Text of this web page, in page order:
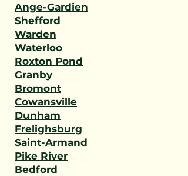
Ange-Gardien
Shefford
Warden
Waterloo
Roxton Pond
Granby
Bromont
Cowansville
Dunham
Frelighsburg
Saint-Armand
Pike River
Bedford